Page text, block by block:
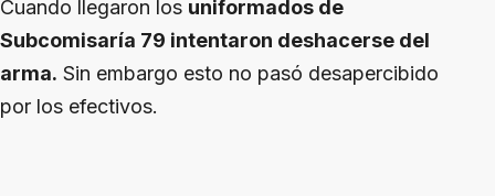
Cuando llegaron los uniformados de
Subcomisaría 79 intentaron deshacerse del
arma. Sin embargo esto no pasó desapercibido
por los efectivos.